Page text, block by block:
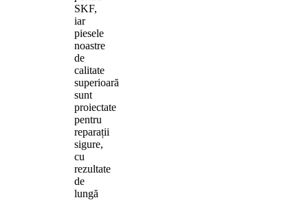
SKF,
iar
piesele
noastre
de
calitate
superioară
sunt
proiectate
pentru
reparații
sigure,
cu
rezultate
de
lungă